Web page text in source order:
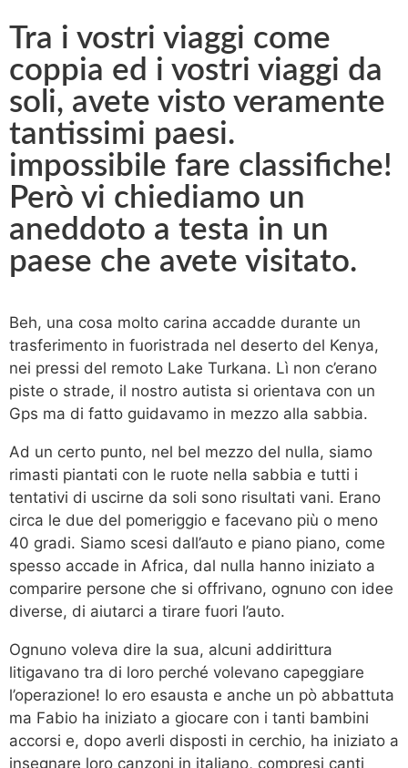
Tra i vostri viaggi come
coppia ed i vostri viaggi da
soli, avete visto veramente
tantissimi paesi.
impossibile fare classifiche!
Però vi chiediamo un
aneddoto a testa in un
paese che avete visitato.​
Beh, una cosa molto carina accadde durante un
trasferimento in fuoristrada nel deserto del Kenya,
nei pressi del remoto Lake Turkana. Lì non c’erano
piste o strade, il nostro autista si orientava con un
Gps ma di fatto guidavamo in mezzo alla sabbia.
Ad un certo punto, nel bel mezzo del nulla, siamo
rimasti piantati con le ruote nella sabbia e tutti i
tentativi di uscirne da soli sono risultati vani. Erano
circa le due del pomeriggio e facevano più o meno
40 gradi. Siamo scesi dall’auto e piano piano, come
spesso accade in Africa, dal nulla hanno iniziato a
comparire persone che si offrivano, ognuno con idee
diverse, di aiutarci a tirare fuori l’auto.
Ognuno voleva dire la sua, alcuni addirittura
litigavano tra di loro perché volevano capeggiare
l’operazione! Io ero esausta e anche un pò abbattuta
ma Fabio ha iniziato a giocare con i tanti bambini
accorsi e, dopo averli disposti in cerchio, ha iniziato a
insegnare loro canzoni in italiano, compresi canti